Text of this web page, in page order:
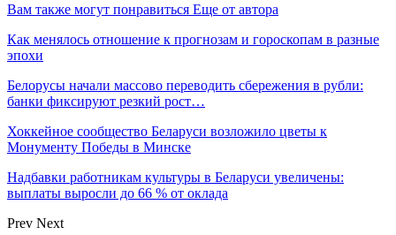
Вам также могут понравиться Еще от автора
Как менялось отношение к прогнозам и гороскопам в разные
эпохи
Белорусы начали массово переводить сбережения в рубли:
банки фиксируют резкий рост…
Хоккейное сообщество Беларуси возложило цветы к
Монументу Победы в Минске
Надбавки работникам культуры в Беларуси увеличены:
выплаты выросли до 66 % от оклада
Prev Next